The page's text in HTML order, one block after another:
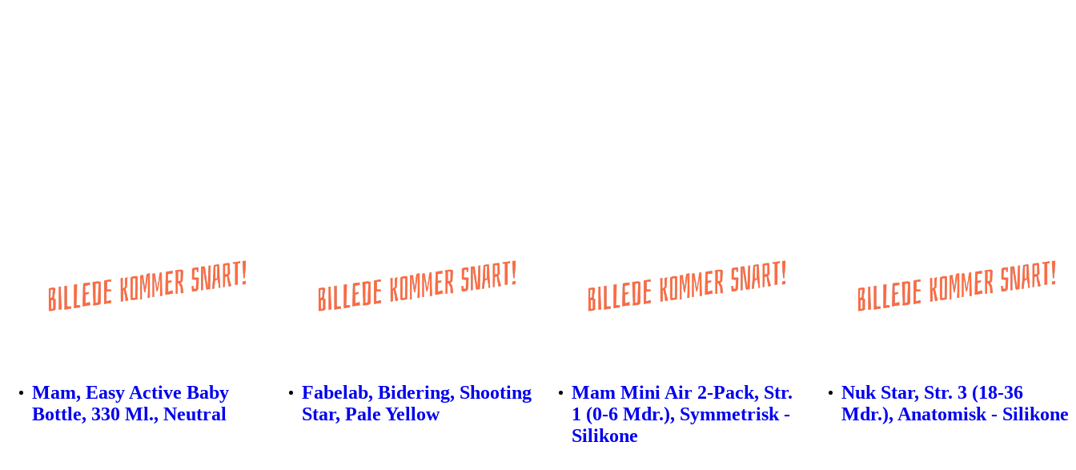
Mam, Easy Active Baby
Bottle, 330 Ml., Neutral
Fabelab, Bidering, Shooting
Star, Pale Yellow
Mam Mini Air 2-Pack, Str.
1 (0-6 Mdr.), Symmetrisk -
Silikone
Nuk Star, Str. 3 (18-36
Mdr.), Anatomisk - Silikone